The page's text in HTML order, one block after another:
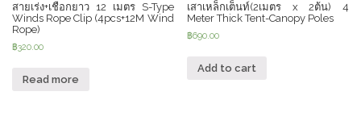
สายเร่ง+เชือกยาว 12 เมตร S-Type
Winds Rope Clip (4pcs+12M Wind
Rope)
฿320.00
Read more
เสาเหล็กเต็นท์(2เมตร x 2ต้น) 4
Meter Thick Tent-Canopy Poles
฿690.00
Add to cart